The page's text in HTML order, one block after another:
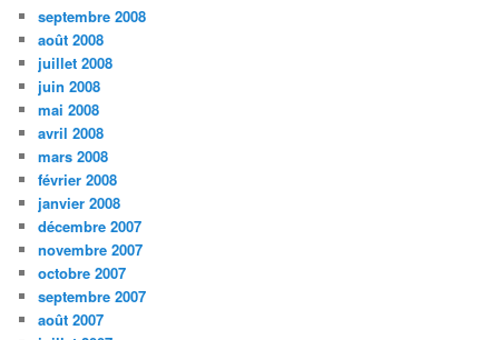
septembre 2008
août 2008
juillet 2008
juin 2008
mai 2008
avril 2008
mars 2008
février 2008
janvier 2008
décembre 2007
novembre 2007
octobre 2007
septembre 2007
août 2007